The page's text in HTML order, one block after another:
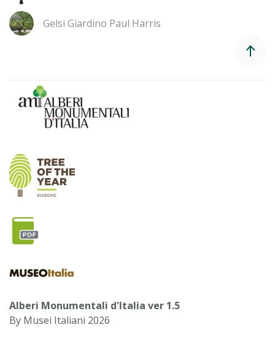
Gelsi Giardino Paul Harris
Alberi Monumentali d'Italia ver 1.5
By Musei Italiani 2026